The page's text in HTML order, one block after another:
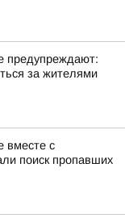
предупреждают:
за жителями
вместе с
поиск пропавших